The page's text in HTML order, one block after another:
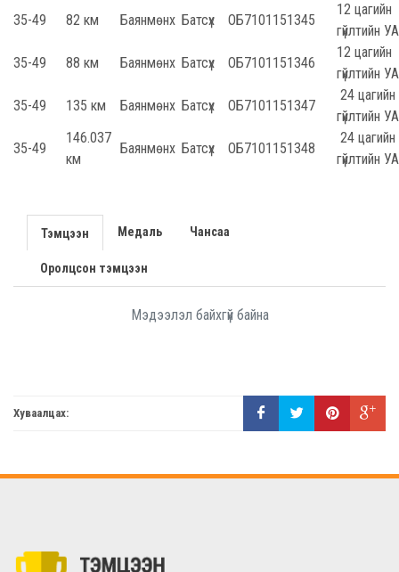
35-49
82 км Баянмөнх Батсүх ОБ7101151345
12 цагийн
гүйлтийн
35-49
88 км Баянмөнх Батсүх ОБ7101151346
12 цагийн
гүйлтийн
35-49
135 км Баянмөнх Батсүх ОБ7101151347
24 цагийн
гүйлтийн
35-49
146.037
км
Баянмөнх Батсүх ОБ7101151348
24 цагийн
гүйлтийн
Тэмцээн Медаль Чансаа
Оролцсон тэмцээн
Мэдээлэл байхгүй байна
Хуваалцах: